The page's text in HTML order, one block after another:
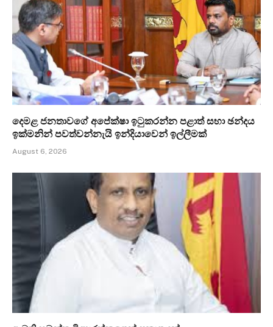
දෙමළ ජනතාවගේ අපේක්ෂා ඉටුකරන්න පළාත් සභා ඡන්දය
ඉක්මනින් පවත්වන්නැයි ඉන්දියාවෙන් ඉල්ලීමක්
August 6, 2026